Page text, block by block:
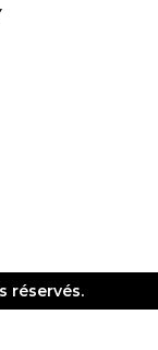
réservés.